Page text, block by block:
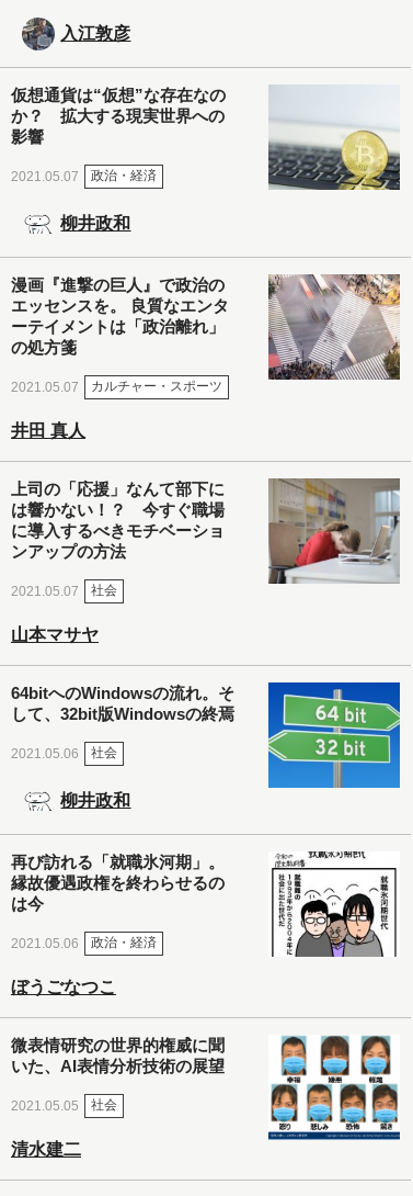
入江敦彦
仮想通貨は“仮想”な存在なの
か？ 拡大する現実世界への
影響
2021.05.07 政治・経済
柳井政和
漫画『進撃の巨人』で政治の
エッセンスを。 良質なエンタ
ーテイメントは「政治離れ」
の処方箋
2021.05.07 カルチャー・スポーツ
井田 真人
上司の「応援」なんて部下に
は響かない！？ 今すぐ職場
に導入するべきモチベーショ
ンアップの方法
2021.05.07 社会
山本マサヤ
64bitへのWindowsの流れ。そ
して、32bit版Windowsの終焉
2021.05.06 社会
柳井政和
再び訪れる「就職氷河期」。
縁故優遇政権を終わらせるの
は今
2021.05.06 政治・経済
ぼうごなつこ
微表情研究の世界的権威に聞
いた、AI表情分析技術の展望
2021.05.05 社会
清水建二